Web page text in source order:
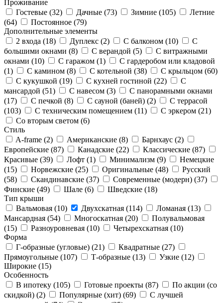
Проживание
Гостевые (32) Дачные (73) Зимние (105)
Летние
(64) Постоянное (79)
Дополнительные элементы
2 входа (18) Дуплекс (2) С балконом (10)
С
большими окнами (8) С верандой (5)
С витражными
окнами (10) С гаражом (1)
С гардеробом или кладовой
(1) С камином (8) С котельной (38) С крыльцом (60)
С кукушкой (19) С кухней гостиной (22)
С
мансардой (51) С навесом (3)
С панорамными окнами
(17) С печкой (8) С сауной (баней) (2)
С террасой
(103) С техническим помещением (11) С эркером (21)
Со вторым светом (6)
Стиль
A-frame (2) Американские (8) Барнхаус (2)
Европейские (87) Канадские (22) Классические (87)
Красивые (39) Лофт (1) Минимализм (9)
Немецкие
(15) Норвежские (25) Оригинальные (48)
Русский
(58) Скандинавские (37) Современные (модерн) (37)
Финские (49) Шале (6) Шведские (18)
Тип крыши
Вальмовая (10) Двухскатная (114) Ломаная (13)
Мансардная (54) Многоскатная (20)
Полувальмовая
(15) Разноуровневая (10) Четырехскатная (10)
Форма
Г-образные (угловые) (21) Квадратные (27)
Прямоугольные (107) Т-образные (13) Узкие (12)
Широкие (15)
Особенность
В ипотеку (105) Готовые проекты (87)
По акции (со
скидкой) (2) Популярные (хит) (69)
С лучшей